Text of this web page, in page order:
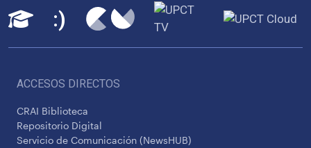
ACCESOS DIRECTOS
CRAI Biblioteca
Repositorio Digital
Servicio de Comunicación (NewsHUB)